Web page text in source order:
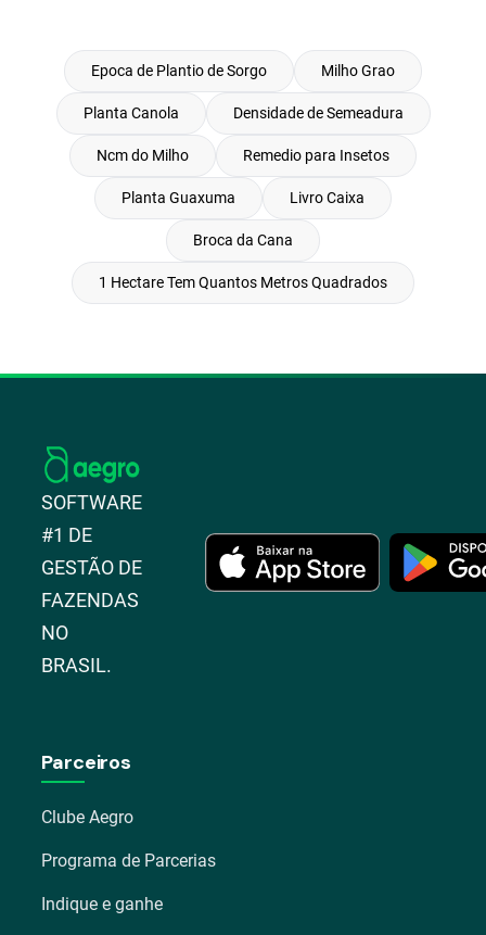
Epoca de Plantio de Sorgo Milho Grao
Planta Canola Densidade de Semeadura
Ncm do Milho Remedio para Insetos
Planta Guaxuma Livro Caixa
Broca da Cana
1 Hectare Tem Quantos Metros Quadrados
SOFTWARE
#1 DE
GESTÃO DE
FAZENDAS
NO
BRASIL.
Parceiros
Clube Aegro
Programa de Parcerias
Indique e ganhe